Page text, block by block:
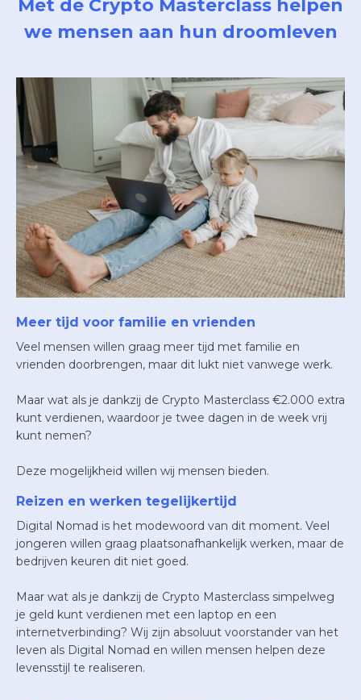
Met de Crypto Masterclass helpen
we mensen aan hun droomleven
Meer tijd voor familie en vrienden
Veel mensen willen graag meer tijd met familie en
vrienden doorbrengen, maar dit lukt niet vanwege werk.
Maar wat als je dankzij de Crypto Masterclass €2.000 extra
kunt verdienen, waardoor je twee dagen in de week vrij
kunt nemen?
Deze mogelijkheid willen wij mensen bieden.
Reizen en werken tegelijkertijd
Digital Nomad is het modewoord van dit moment. Veel
jongeren willen graag plaatsonafhankelijk werken, maar de
bedrijven keuren dit niet goed.
Maar wat als je dankzij de Crypto Masterclass simpelweg
je geld kunt verdienen met een laptop en een
internetverbinding? Wij zijn absoluut voorstander van het
leven als Digital Nomad en willen mensen helpen deze
levensstijl te realiseren.